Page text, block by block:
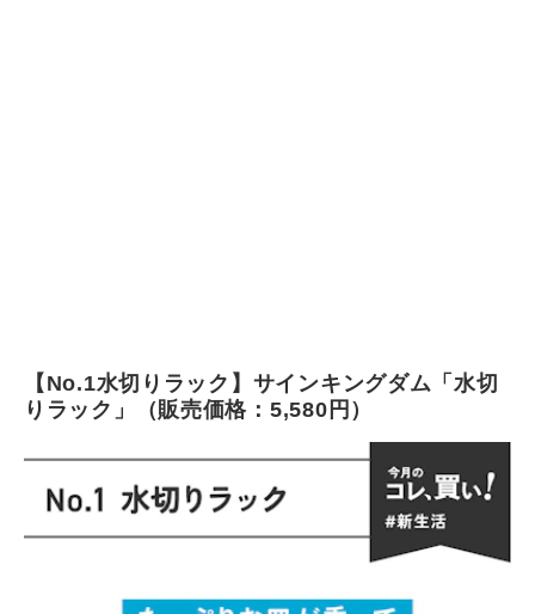
【No.1水切りラック】サインキングダム「水切
りラック」（販売価格：5,580円）